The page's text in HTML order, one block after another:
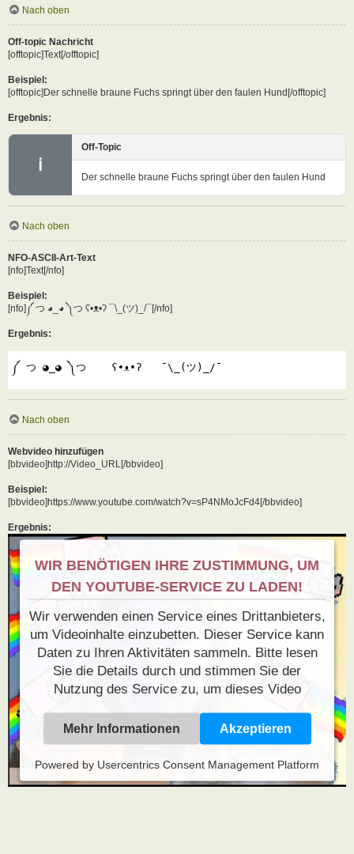
Nach oben
Off-topic Nachricht
[offtopic]Text[/offtopic]
Beispiel:
[offtopic]Der schnelle braune Fuchs springt über den faulen Hund[/offtopic]
Ergebnis:
ℹ
Off-Topic
Der schnelle braune Fuchs springt über den faulen Hund
Nach oben
NFO-ASCII-Art-Text
[nfo]Text[/nfo]
Beispiel:
[nfo]༼ つ ◕_◕ ༽つ ʕ•ᴥ•ʔ ¯\_(ツ)_/¯[/nfo]
Ergebnis:
༼ つ ◕_◕ ༽つ    ʕ•ᴥ•ʔ   ¯\_(ツ)_/¯
Nach oben
Webvideo hinzufügen
[bbvideo]http://Video_URL[/bbvideo]
Beispiel:
[bbvideo]https://www.youtube.com/watch?v=sP4NMoJcFd4[/bbvideo]
Ergebnis:
WIR BENÖTIGEN IHRE ZUSTIMMUNG, UM
DEN YOUTUBE-SERVICE ZU LADEN!
Wir verwenden einen Service eines Drittanbieters,
um Videoinhalte einzubetten. Dieser Service kann
Daten zu Ihren Aktivitäten sammeln. Bitte lesen
Sie die Details durch und stimmen Sie der
Nutzung des Service zu, um dieses Video
Mehr Informationen Akzeptieren
Powered by Usercentrics Consent Management Platform